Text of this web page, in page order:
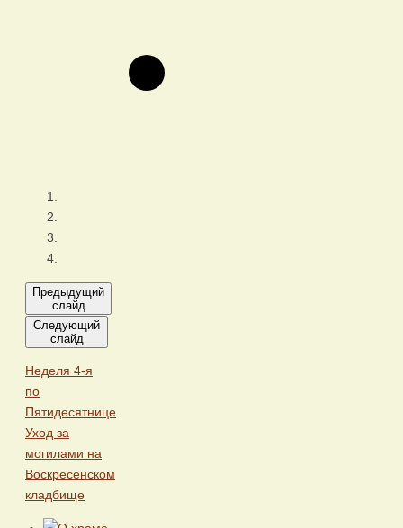
Предыдущий
слайд
Следующий
слайд
Неделя 4-я
по
Пятидесятнице
Уход за
могилами на
Воскресенском
кладбище